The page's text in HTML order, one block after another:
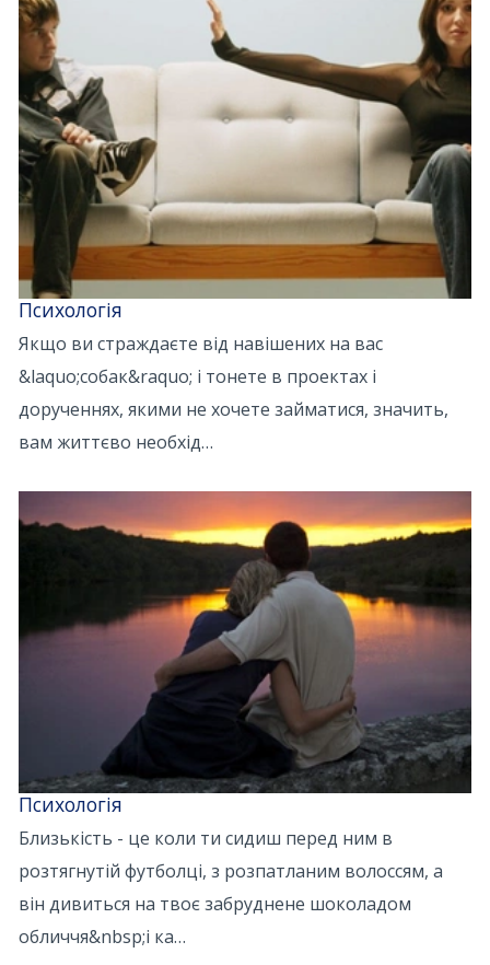
Психологія
Якщо ви страждаєте від навішених на вас
&laquo;собак&raquo; і тонете в проектах і
дорученнях, якими не хочете займатися, значить,
вам життєво необхід…
Психологія
Близькість - це коли ти сидиш перед ним в
розтягнутій футболці, з розпатланим волоссям, а
він дивиться на твоє забруднене шоколадом
обличчя&nbsp;і ка…